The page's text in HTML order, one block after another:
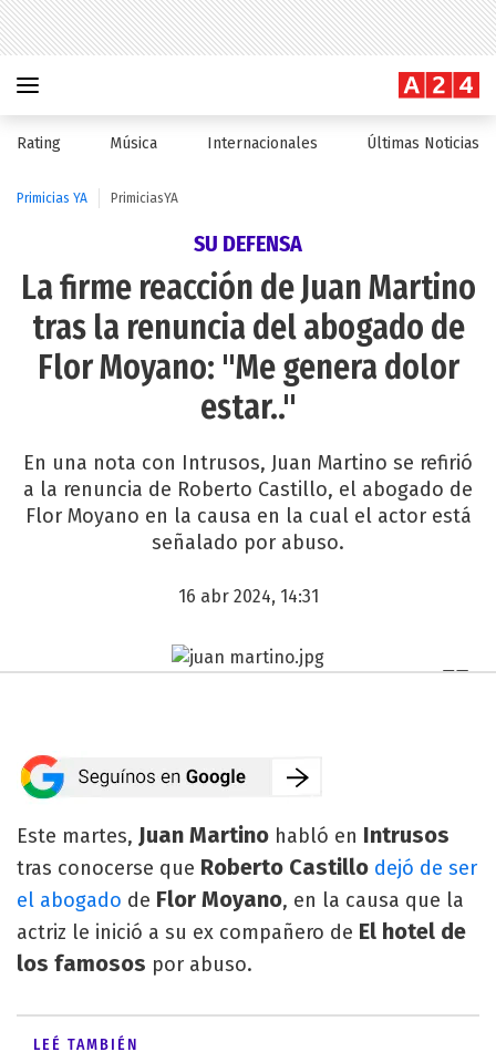
Rating Música Internacionales Últimas Noticias
Primicias YA PrimiciasYA
SU DEFENSA
La firme reacción de Juan Martino
tras la renuncia del abogado de
Flor Moyano: "Me genera dolor
estar.."
En una nota con Intrusos, Juan Martino se refirió
a la renuncia de Roberto Castillo, el abogado de
Flor Moyano en la causa en la cual el actor está
señalado por abuso.
16 abr 2024, 14:31
Este martes, Juan Martino habló en Intrusos
tras conocerse que Roberto Castillo dejó de ser
el abogado de Flor Moyano, en la causa que la
actriz le inició a su ex compañero de El hotel de
los famosos por abuso.
LEÉ TAMBIÉN